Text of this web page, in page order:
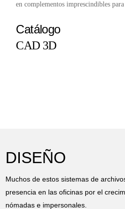
en complementos imprescindibles
Catálogo
CAD 3D
DISEÑO
Muchos de estos sistemas de
presencia en las oficinas por el
nómadas e impersonales.